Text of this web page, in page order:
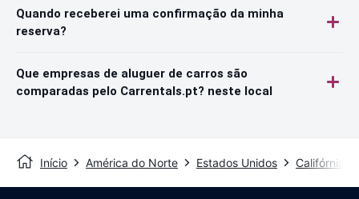
Quando receberei uma confirmação da minha
reserva?
Que empresas de aluguer de carros são
comparadas pelo Carrentals.pt? neste local
Início América do Norte Estados Unidos Califórnia